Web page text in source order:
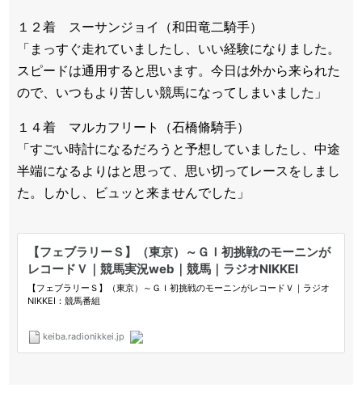
１２着 スーサンジョイ（和田竜二騎手）
「まっすぐ走れていましたし、いい経験になりました。
スピードは通用すると思います。今日は外から来られた
ので、いつもより苦しい競馬になってしまいました」
１４着 マルカフリート（石橋脩騎手）
「すごい時計になるだろうと予想していましたし、中途
半端になるよりはと思って、思い切ってレースをしまし
た。しかし、ビュッと来ませんでした」